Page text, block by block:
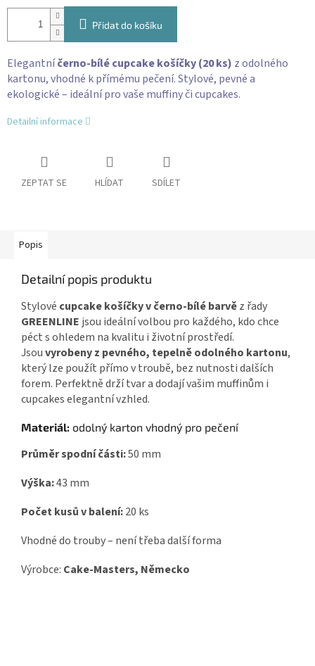
Přidat do košíku
Elegantníčerno-bílé cupcake košíčky (20 ks) z odolného
kartonu, vhodné k přímému pečení. Stylové, pevné a
ekologické – ideální pro vaše muffiny či cupcakes.
Detailní informace
ZEPTAT SE HLÍDAT SDÍLET
Popis
Detailní popis produktu
Stylové cupcake košíčky v černo-bílé barvěz řady
GREENLINE jsou ideální volbou pro každého, kdo chce
péct s ohledem na kvalitu i životní prostředí.
Jsouvyrobeny z pevného, tepelně odolného kartonu,
který lze použít přímo v troubě, bez nutnosti dalších
forem. Perfektně drží tvar a dodají vašim muffinům i
cupcakes elegantní vzhled.
Materiál: odolný karton vhodný pro pečení
Průměr spodní části:50 mm
Výška:43 mm
Počet kusů v balení:20 ks
Vhodné do trouby – není třeba další forma
Výrobce: Cake-Masters, Německo